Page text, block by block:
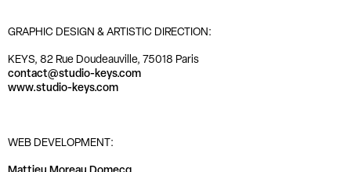
GRAPHIC DESIGN & ARTISTIC DIRECTION:
KEYS, 82 Rue Doudeauville, 75018 Paris
contact@studio-keys.com
www.studio-keys.com
WEB DEVELOPMENT: